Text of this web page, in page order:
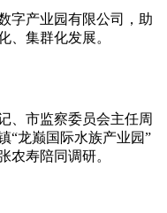
货运数字产业园有限公司，助
、集群化发展。
监察委员会主任周
“龙巅国际水族产业园”
农寿陪同调研。